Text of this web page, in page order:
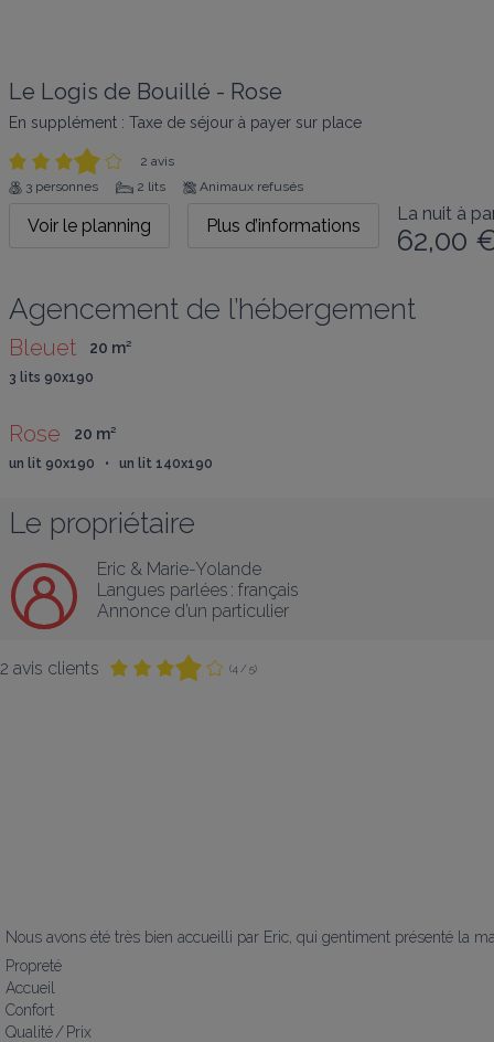
Le Logis de Bouillé - Rose
En supplément : Taxe de séjour à payer sur place
2 avis
3 personnes
2 lits Animaux refusés
Voir le planning Plus d’informations
La nuit à
62,00
Agencement de l’hébergement
Bleuet 20 m²
3 lits 90x190
Rose 20 m²
un lit 90x190   •   un lit 140x190
Le propriétaire
Eric & Marie-Yolande
Langues parlées : français
Annonce d’un particulier
2 avis clients (4 / 5)
Nous avons été très bien accueilli par Eric, qui gentiment présenté la
Propreté
Accueil
Confort
Qualité / Prix